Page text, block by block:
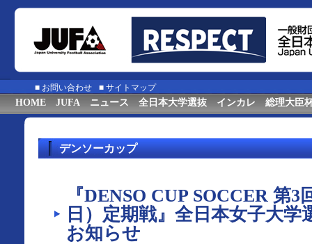
■ お問い合わせ ■ サイトマップ
HOME JUFA ニュース 全日本大学選抜 インカレ 総理大臣
デンソーカップ
『DENSO CUP SOCCER 第
日）定期戦』全日本女子大
お知らせ